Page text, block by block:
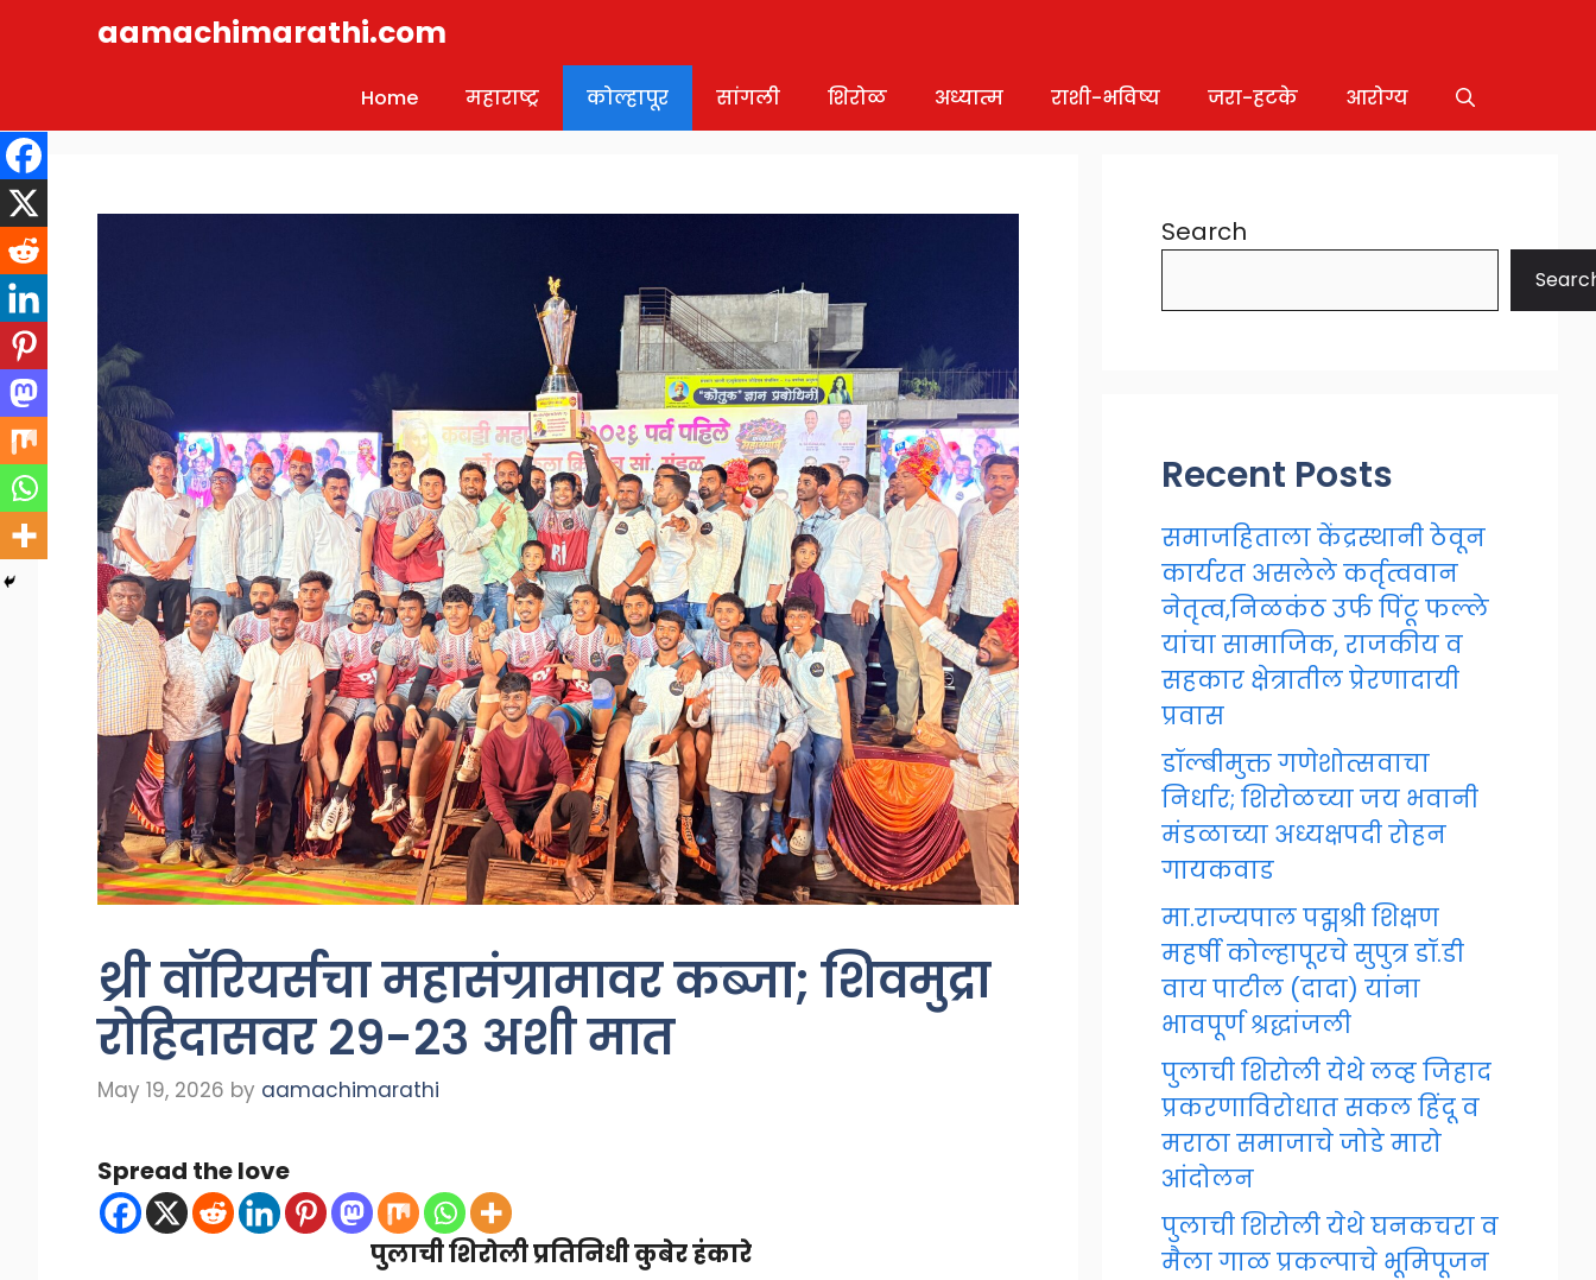
aamachimarathi.com
Home महाराष्ट्र कोल्हापूर सांगली शिरोळ अध्यात्म राशी-भविष्य जरा-हटके आरोग्य
थ्री वॉरियर्सचा महासंग्रामावर कब्जा; शिवमुद्रा
रोहिदासवर २९-२३ अशी मात
May 19, 2026 by aamachimarathi
Spread the love
पुलाची शिरोली प्रतिनिधी कुबेर हंकारे
Search
Recent Posts
समाजहिताला केंद्रस्थानी ठेवून
कार्यरत असलेले कर्तृत्ववान
नेतृत्व,निळकंठ उर्फ पिंटू फल्ले
यांचा सामाजिक, राजकीय व
सहकार क्षेत्रातील प्रेरणादायी
प्रवास
डॉल्बीमुक्त गणेशोत्सवाचा
निर्धार; शिरोळच्या जय भवानी
मंडळाच्या अध्यक्षपदी रोहन
गायकवाड
मा.राज्यपाल पद्मश्री शिक्षण
महर्षी कोल्हापूरचे सुपुत्र डॉ.डी
वाय पाटील (दादा) यांना
भावपूर्ण श्रद्धांजली
पुलाची शिरोली येथे लव्ह जिहाद
प्रकरणाविरोधात सकल हिंदू व
मराठा समाजाचे जोडे मारो
आंदोलन
पुलाची शिरोली येथे घनकचरा व
मैला गाळ प्रकल्पाचे भूमिपूजन